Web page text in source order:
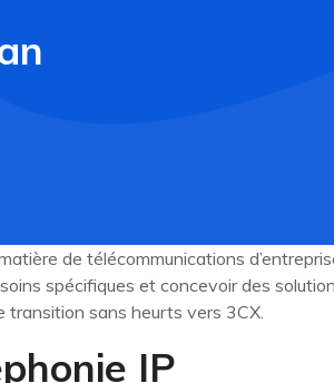
de télécommunications
spécifiques et concevoir des
sans heurts vers 3CX.
IP